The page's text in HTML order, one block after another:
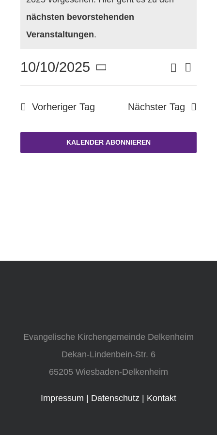
FÖRDERVEREIN
Oktober
10,
2025
Hinweis
nächsten bevorstehenden
Veranstaltungen.
Suche
Suche
Tag
10/10/2025
Datum
Vorheriger Tag Nächster Tag
KALENDER ABONNIEREN
Evangelische Kirchengemeinde Delkenheim
Dekan-Lindenbein-Str. 6
65205 Wiesbaden-Delkenheim
Impressum Datenschutz Kontakt